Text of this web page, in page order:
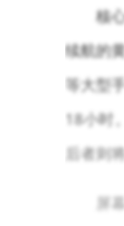
核
续航的
等大型
18小时
后者则
屏